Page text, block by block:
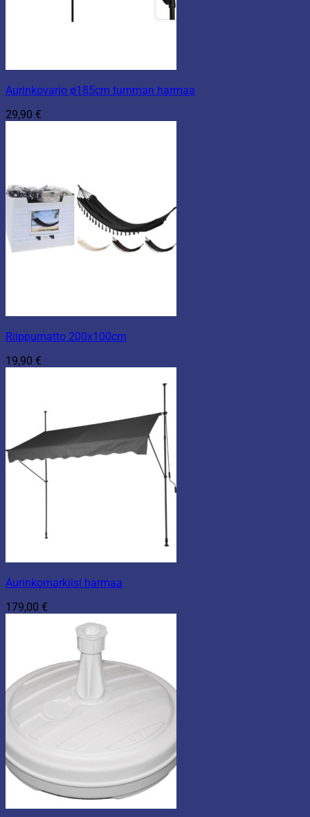
Aurinkovarjo ø185cm tumman harmaa
29,90 €
Riippumatto 200x100cm
19,90 €
Aurinkomarkiisi harmaa
179,00 €